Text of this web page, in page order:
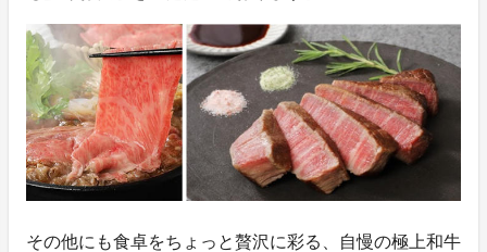
その他にも食卓をちょっと贅沢に彩る、自慢の極上和牛